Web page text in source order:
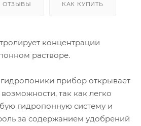
ОТЗЫВЫ КАК КУПИТЬ
концентрации
растворе.
прибор открывает
так как легко
гидропонную систему и
за содержанием удобрений